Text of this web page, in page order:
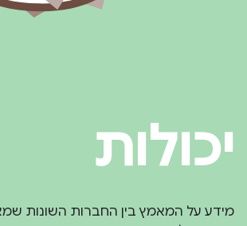
יכולות
מידע על המאמץ בין החברות השונות